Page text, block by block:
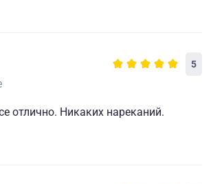
5
отлично. Никаких нареканий.